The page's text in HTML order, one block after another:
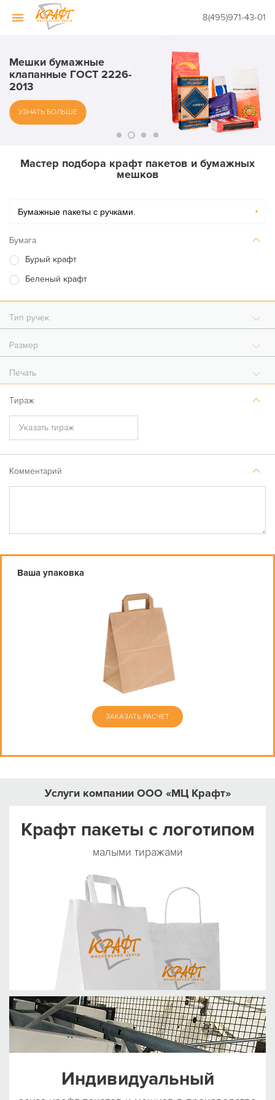
8(495)971-43-01
Крафт пакеты с
логотипом
Мешки бумажные
клапанные ГОСТ 2226-
2013
УЗНАТЬ БОЛЬШЕ
Крафт пакеты с ручками
УЗНАТЬ БОЛЬШЕ
Пищевые бумажные
пакеты для упаковки
продуктов
УЗНАТЬ БОЛЬШЕ
Мастер подбора крафт пакетов и бумажных
мешков
Бумага
Бурый крафт
Беленый крафт
Тип ручек
Размер
Печать
Тираж
Комментарий
Ваша упаковка
ЗАКАЗАТЬ РАСЧЕТ
Услуги компании ООО «МЦ Крафт»
Крафт пакеты с логотипом
малыми тиражами
Индивидуальный